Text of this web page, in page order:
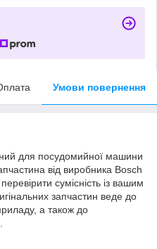
Умови повернення
для посудомийної машини
від виробника Bosch
сумісність із вашим
запчастин веде до
а також до